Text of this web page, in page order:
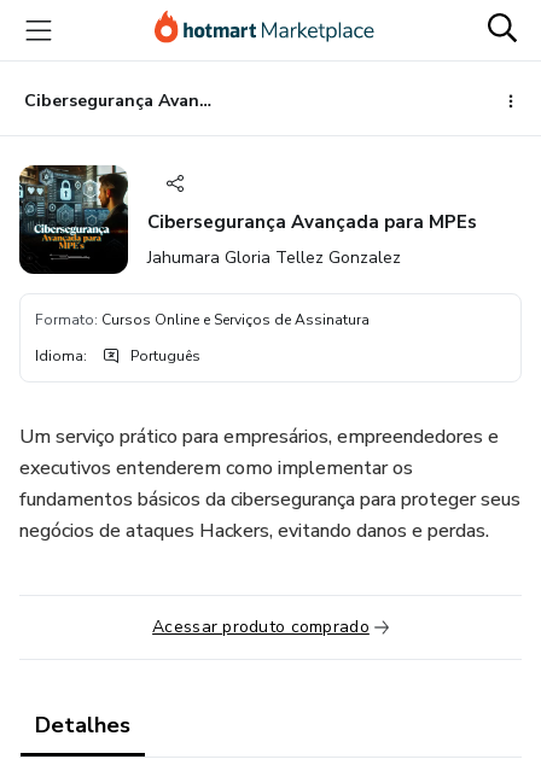
para
conteúdo
principal
para
pagamento
para
rodapé
Cibersegurança Avançada para MPEs
Cibersegurança Avançada para MPEs
Jahumara Gloria Tellez Gonzalez
Formato: Cursos Online e Serviços de Assinatura
Idioma: Português
Um serviço prático para empresários, empreendedores e
executivos entenderem como implementar os
fundamentos básicos da cibersegurança para proteger seus
negócios de ataques Hackers, evitando danos e perdas.
Acessar produto comprado
Detalhes